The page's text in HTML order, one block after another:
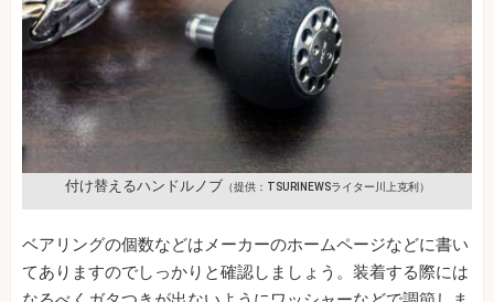
付け替えるハンドルノブ （提供：TSURINEWSライター川上克利）
ベアリングの個数などはメーカーのホームページなどに書い
てありますのでしっかりと確認しましょう。装着する際には